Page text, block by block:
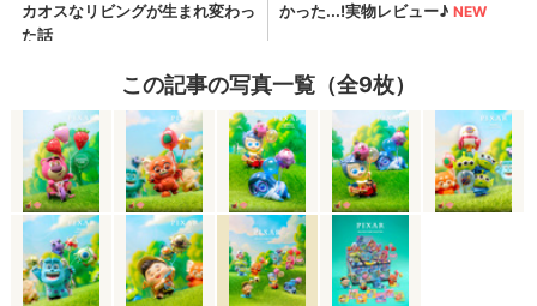
この記事の写真一覧（全9枚）